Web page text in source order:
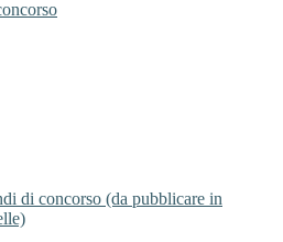
di concorso (da pubblicare in